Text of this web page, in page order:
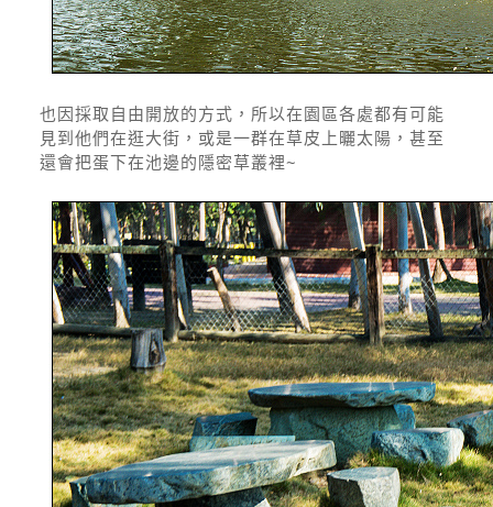
也因採取自由開放的方式，所以在園區各處都有可能
見到他們在逛大街，或是一群在草皮上曬太陽，甚至
還會把蛋下在池邊的隱密草叢裡~